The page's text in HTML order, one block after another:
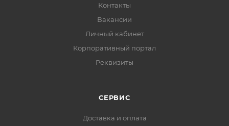
Контакты
Вакансии
Личный кабинет
Корпоративный портал
Реквизиты
СЕРВИС
Доставка и оплата